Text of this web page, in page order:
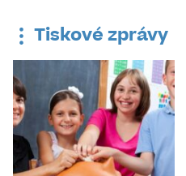
Tiskové zprávy